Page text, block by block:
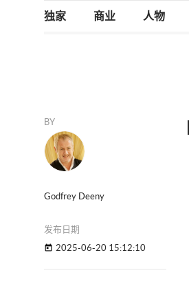
独家 商业 人物
BY
Godfrey Deeny
发布日期
today 2025-06-20 15:12:10